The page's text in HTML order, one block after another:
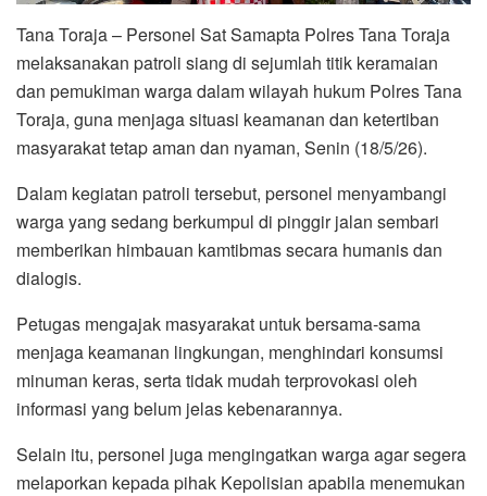
Tana Toraja – Personel Sat Samapta Polres Tana Toraja
melaksanakan patroli siang di sejumlah titik keramaian
dan pemukiman warga dalam wilayah hukum Polres Tana
Toraja, guna menjaga situasi keamanan dan ketertiban
masyarakat tetap aman dan nyaman, Senin (18/5/26).
Dalam kegiatan patroli tersebut, personel menyambangi
warga yang sedang berkumpul di pinggir jalan sembari
memberikan himbauan kamtibmas secara humanis dan
dialogis.
Petugas mengajak masyarakat untuk bersama-sama
menjaga keamanan lingkungan, menghindari konsumsi
minuman keras, serta tidak mudah terprovokasi oleh
informasi yang belum jelas kebenarannya.
Selain itu, personel juga mengingatkan warga agar segera
melaporkan kepada pihak Kepolisian apabila menemukan